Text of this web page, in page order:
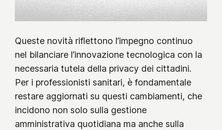
Queste novità riflettono l’impegno continuo
nel bilanciare l’innovazione tecnologica con la
necessaria tutela della privacy dei cittadini.
Per i professionisti sanitari, è fondamentale
restare aggiornati su questi cambiamenti, che
incidono non solo sulla gestione
amministrativa quotidiana ma anche sulla